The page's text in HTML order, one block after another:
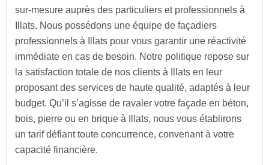
sur-mesure auprès des particuliers et professionnels à
Illats. Nous possédons une équipe de façadiers
professionnels à Illats pour vous garantir une réactivité
immédiate en cas de besoin. Notre politique repose sur
la satisfaction totale de nos clients à Illats en leur
proposant des services de haute qualité, adaptés à leur
budget. Qu’il s’agisse de ravaler votre façade en béton,
bois, pierre ou en brique à Illats, nous vous établirons
un tarif défiant toute concurrence, convenant à votre
capacité financière.